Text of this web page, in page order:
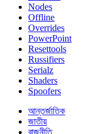
Nodes
Offline
Overrides
PowerPoint
Resettools
Russifiers
Serialz
Shaders
Spoofers
আন্তর্জাতিক
জাতীয়
রাজনীতি